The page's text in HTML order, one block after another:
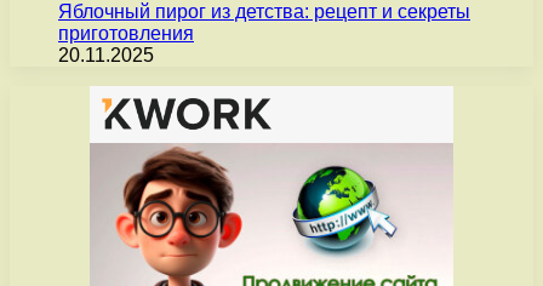
Яблочный пирог из детства: рецепт и секреты
приготовления
20.11.2025